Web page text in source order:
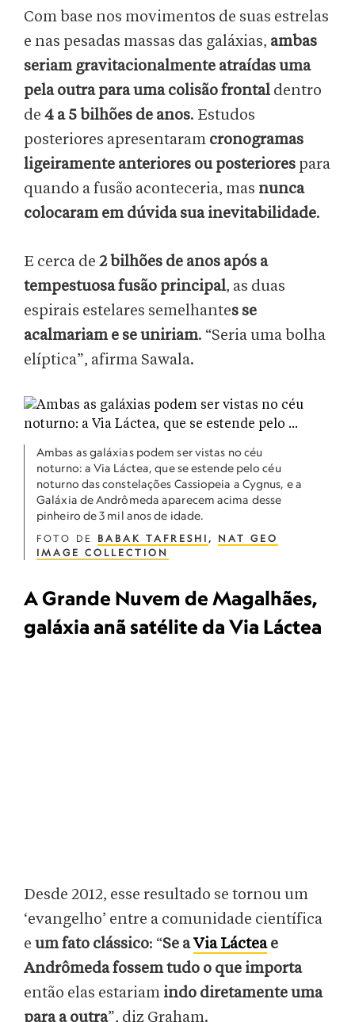
Com base nos movimentos de suas estrelas
e nas pesadas massas das galáxias, ambas
seriam gravitacionalmente atraídas uma
pela outra para uma colisão frontal dentro
de 4 a 5 bilhões de anos. Estudos
posteriores apresentaram cronogramas
ligeiramente anteriores ou posteriores para
quando a fusão aconteceria, mas nunca
colocaram em dúvida sua inevitabilidade.
E cerca de 2 bilhões de anos após a
tempestuosa fusão principal, as duas
espirais estelares semelhantes se
acalmariam e se uniriam. “Seria uma bolha
elíptica”, afirma Sawala.
Ambas as galáxias podem ser vistas no céu
noturno: a Via Láctea, que se estende pelo céu
noturno das constelações Cassiopeia a Cygnus, e a
Galáxia de Andrômeda aparecem acima desse
pinheiro de 3 mil anos de idade.
FOTO DE BABAK TAFRESHI , NAT GEO
IMAGE COLLECTION
A Grande Nuvem de Magalhães,
galáxia anã satélite da Via Láctea
Desde 2012, esse resultado se tornou um
‘evangelho’ entre a comunidade científica
e um fato clássico: “Se aVia Lácteae
Andrômeda fossem tudo o que importa
então elas estariam indo diretamente uma
para a outra”, diz Graham.